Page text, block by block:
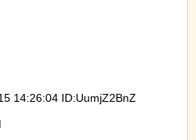
14:26:04 ID:UumjZ2BnZ